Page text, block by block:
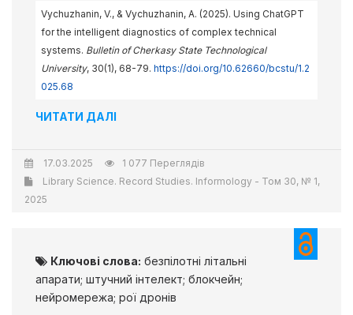
Vychuzhanin, V., & Vychuzhanin, A. (2025). Using ChatGPT
for the intelligent diagnostics of complex technical
systems. Bulletin of Cherkasy State Technological
University, 30(1), 68-79. https://doi.org/10.62660/bcstu/1.2
025.68
ЧИТАТИ ДАЛІ
17.03.2025
1 077 Переглядів
Library Science. Record Studies. Informology - Том 30, № 1,
2025
Ключові слова: безпілотні літальні
апарати; штучний інтелект; блокчейн;
нейромережа; рої дронів